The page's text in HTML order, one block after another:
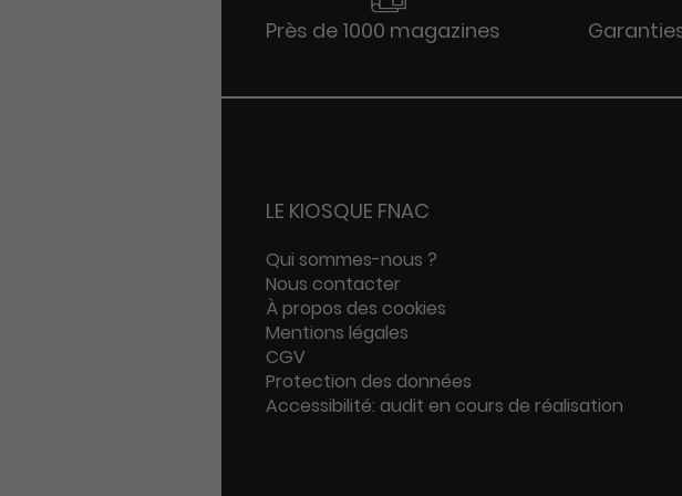
Près de 1000 magazines
LE KIOSQUE FNAC
Qui sommes-nous ?
Nous contacter
À propos des cookies
Mentions légales
CGV
Protection des données
Accessibilité: audit en cours de réalisation